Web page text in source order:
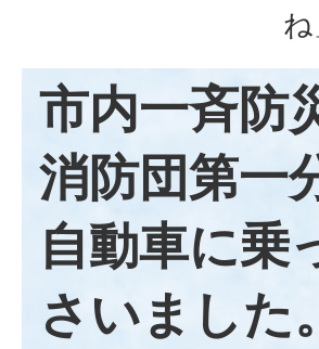
ね
市内一斉防
消防団第一
自動車に乗
さいました